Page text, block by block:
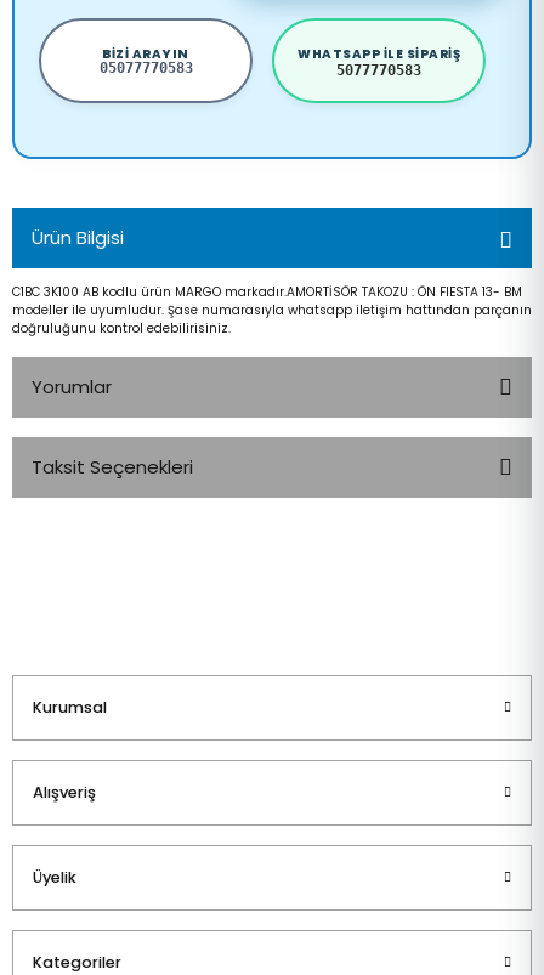
BIZI ARAYIN
05077770583
WHATSAPP ILE SIPARIŞ
5077770583
Ürün Bilgisi
C1BC 3K100 AB kodlu ürün MARGO markadır.AMORTİSÖR TAKOZU : ÖN FIESTA 13- BM
modeller ile uyumludur. Şase numarasıyla whatsapp iletişim hattından parçanın
doğruluğunu kontrol edebilirisiniz.
Yorumlar
Taksit Seçenekleri
Kurumsal
Alışveriş
Üyelik
Kategoriler